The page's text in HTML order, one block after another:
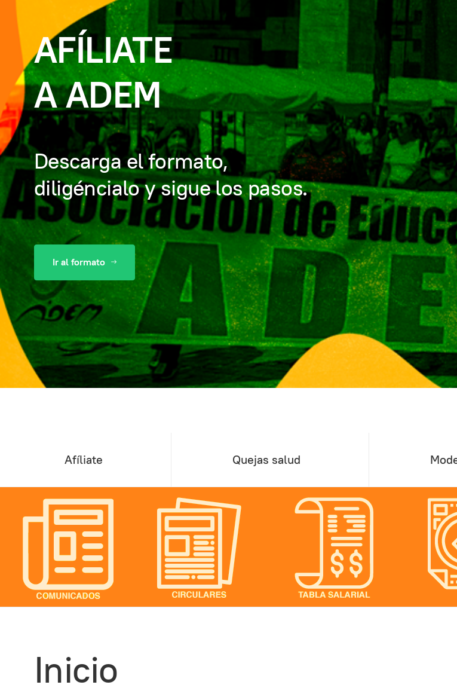
Radica
tu queja
Relacionada con el servicio de salud
Diligencia el formulario
Afíliate Quejas salud
Inicio